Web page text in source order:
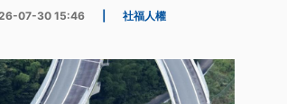
07-30 15:46 社福人權